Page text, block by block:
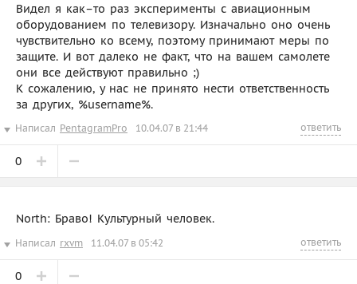
Видел я как–то раз эксперименты с авиационным
оборудованием по телевизору. Изначально оно очень
чувствительно ко всему, поэтому принимают меры по
защите. И вот далеко не факт, что на вашем самолете
они все действуют правильно ;)
К сожалению, у нас не принято нести ответственность
за других, %username%.
Написал PentagramPro 10.04.07 в 21:44 ответить
0
North: Браво! Культурный человек.
Написал rxvm 11.04.07 в 05:42 ответить
0